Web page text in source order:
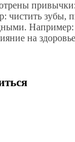
чистить зубы,
Например:
на